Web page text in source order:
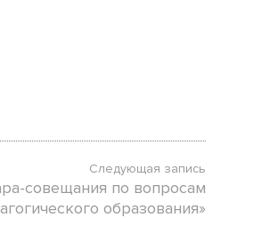
Следующая запись
совещания по вопросам
образования»